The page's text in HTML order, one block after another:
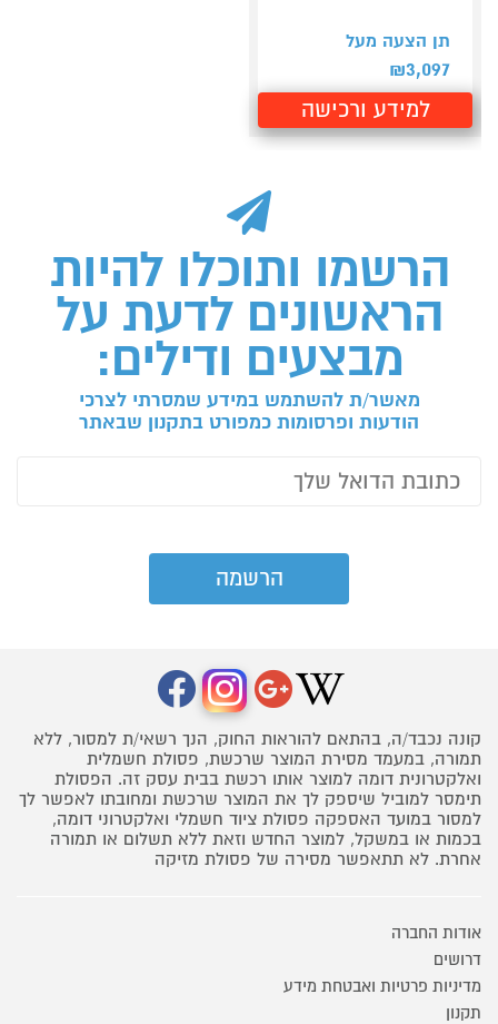
תן הצעה מעל
₪3,097
למידע ורכישה
הרשמו ותוכלו להיות
הראשונים לדעת על
מבצעים ודילים:
מאשר/ת להשתמש במידע שמסרתי לצרכי
הודעות ופרסומות כמפורט בתקנון שבאתר
קונה נכבד/ה, בהתאם להוראות החוק, הנך רשאי/ת למסור, ללא
תמורה, במעמד מסירת המוצר שרכשת, פסולת חשמלית
ואלקטרונית דומה למוצר אותו רכשת בבית עסק זה. הפסולת
תימסר למוביל שיספק לך את המוצר שרכשת ומחובתו לאפשר לך
למסור במועד האספקה פסולת ציוד חשמלי ואלקטרוני דומה,
בכמות או במשקל, למוצר החדש וזאת ללא תשלום או תמורה
אחרת. לא תתאפשר מסירה של פסולת מזיקה
אודות החברה
דרושים
מדיניות פרטיות ואבטחת מידע
תקנון